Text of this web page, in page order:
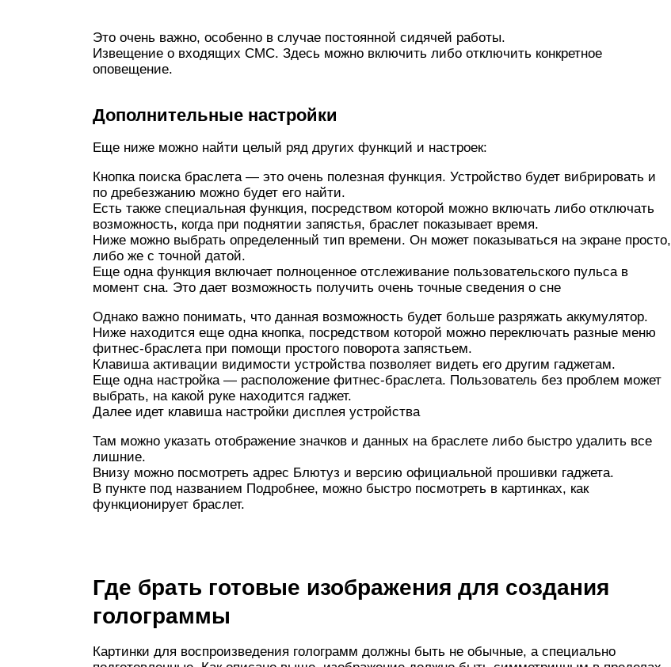
Это очень важно, особенно в случае постоянной сидячей работы.
Извещение о входящих СМС. Здесь можно включить либо отключить конкретное
оповещение.
Дополнительные настройки
Еще ниже можно найти целый ряд других функций и настроек:
Кнопка поиска браслета — это очень полезная функция. Устройство будет вибрировать и
по дребезжанию можно будет его найти.
Есть также специальная функция, посредством которой можно включать либо отключать
возможность, когда при поднятии запястья, браслет показывает время.
Ниже можно выбрать определенный тип времени. Он может показываться на экране просто,
либо же с точной датой.
Еще одна функция включает полноценное отслеживание пользовательского пульса в
момент сна. Это дает возможность получить очень точные сведения о сне
Однако важно понимать, что данная возможность будет больше разряжать аккумулятор.
Ниже находится еще одна кнопка, посредством которой можно переключать разные меню
фитнес-браслета при помощи простого поворота запястьем.
Клавиша активации видимости устройства позволяет видеть его другим гаджетам.
Еще одна настройка — расположение фитнес-браслета. Пользователь без проблем может
выбрать, на какой руке находится гаджет.
Далее идет клавиша настройки дисплея устройства
Там можно указать отображение значков и данных на браслете либо быстро удалить все
лишние.
Внизу можно посмотреть адрес Блютуз и версию официальной прошивки гаджета.
В пункте под названием Подробнее, можно быстро посмотреть в картинках, как
функционирует браслет.
Где брать готовые изображения для создания
голограммы
Картинки для воспроизведения голограмм должны быть не обычные, а специально